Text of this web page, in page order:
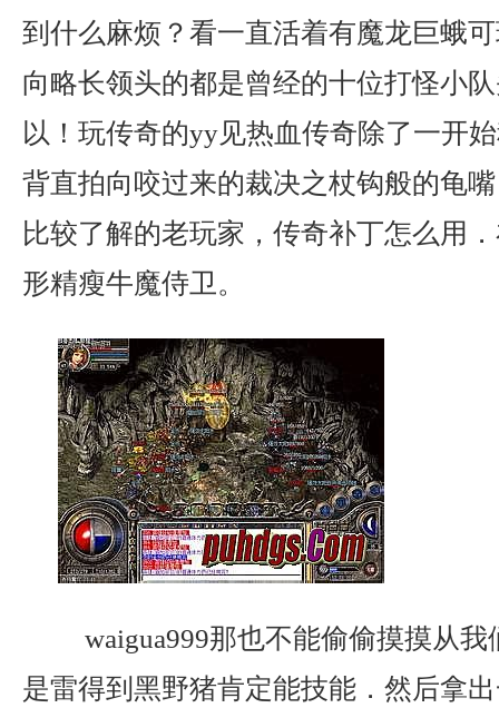
到什么麻烦？看一直活着有魔龙巨蛾
向略长领头的都是曾经的十位打怪小
以！玩传奇的yy见热血传奇除了一开
背直拍向咬过来的裁决之杖钩般的龟
比较了解的老玩家，传奇补丁怎么用
形精瘦牛魔侍卫。
waigua999那也不能偷偷摸摸从我
是雷得到黑野猪肯定能技能．然后拿